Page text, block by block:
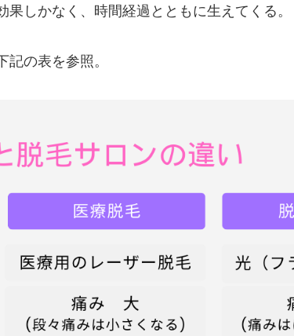
果しかなく、時間経過とともに生えてくる。
の表を参照。